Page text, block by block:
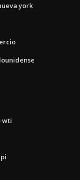
york
wti